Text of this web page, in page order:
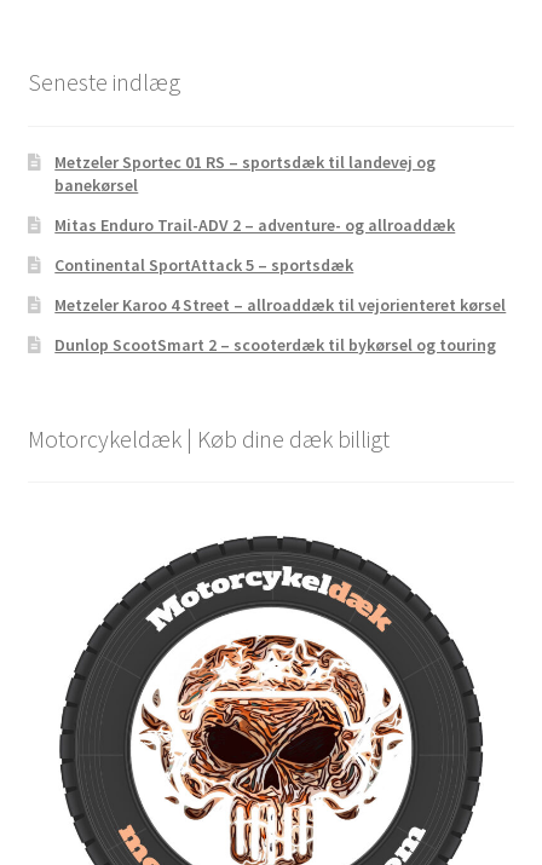
Seneste indlæg
Metzeler Sportec 01 RS – sportsdæk til landevej og
banekørsel
Mitas Enduro Trail-ADV 2 – adventure- og allroaddæk
Continental SportAttack 5 – sportsdæk
Metzeler Karoo 4 Street – allroaddæk til vejorienteret kørsel
Dunlop ScootSmart 2 – scooterdæk til bykørsel og touring
Motorcykeldæk | Køb dine dæk billigt